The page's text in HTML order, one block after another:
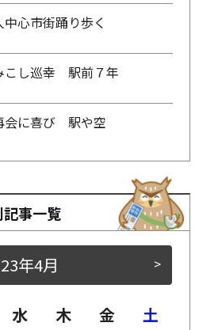
中心市街踊り歩く
こし巡幸 駅前７年
会に喜び 駅や空
記事一覧
>
年4月
水 木 金
土